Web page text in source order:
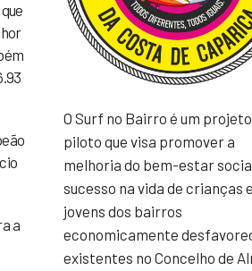
a
O Surf no Bairro é um projeto
piloto que visa promover a
melhoria do bem-estar
sucesso na vida de crianças e
jovens dos bairros
economicamente
existentes no Concelho de